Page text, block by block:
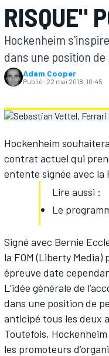
WRC
RISQUE"
Hockenheim
dans une position
Adam Cooper
Publié: 22 mai 2018, 10:45
Hockenheim
contrat actuel qui
entente signée avec la
Lire aussi :
Le
Signé avec Bernie
la FOM (Liberty
épreuve date
L’idée générale de
dans une position de
anticipé tous les deux
Toutefois,
les promoteurs